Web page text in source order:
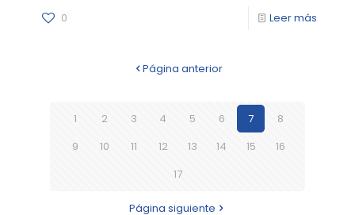
0 Leer más
Página anterior
1 2 3 4 5 6 7
8
9
10 11 12 13 14 15
16
17
Página siguiente